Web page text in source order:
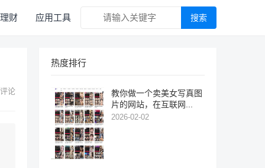
财 应用工具 搜索
论
热度排行
教你做一个卖美女写真图
片的网站，在互联网...
2026-02-02